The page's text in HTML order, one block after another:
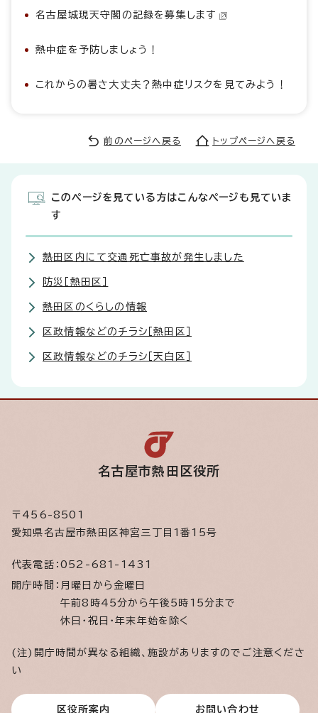
名古屋城現天守閣の記録を募集します
熱中症を予防しましょう！
これからの暑さ大丈夫？熱中症リスクを見てみよう！
前のページへ戻る トップページへ戻る
このページを見ている方はこんなページも見ていま
す
熱田区内にて交通死亡事故が発生しました
防災［熱田区］
熱田区のくらしの情報
区政情報などのチラシ［熱田区］
区政情報などのチラシ［天白区］
名古屋市熱田区役所
〒456-8501
愛知県名古屋市熱田区神宮三丁目1番15号
代表電話： 052-681-1431
開庁時間： 月曜日から金曜日
午前8時45分から午後5時15分まで
休日・祝日・年末年始を除く
(注)開庁時間が異なる組織、施設がありますのでご注意くださ
い
区役所案内 お問い合わせ